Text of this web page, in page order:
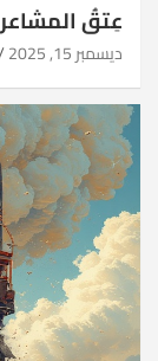
عِتقُ
ديسمبر 15, 2025